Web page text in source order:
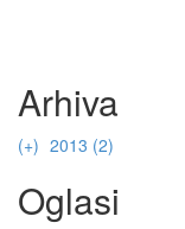
Arhiva
(+) 2013 (2)
Favoriti mjeseca -
TOP 5 "low
Oglasi